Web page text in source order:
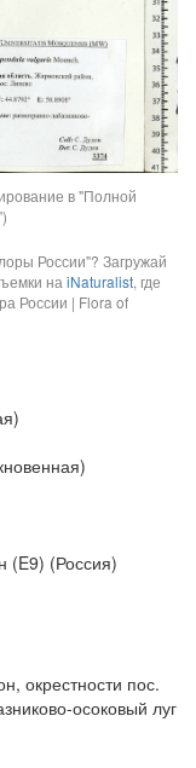
в "Полной
России"? Загружай
на iNaturalist, где
России | Flora of
(E9) (Россия)
окрестности пос.
осоковый луг